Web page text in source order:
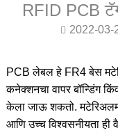
RFID PCB
2022-03-
PCB लेबल हे FR4 बेस
कनेक्शनचा वापर बॉन्डिंग
केला जाऊ शकतो.
आणि उच्च विश्वसनीयता ही